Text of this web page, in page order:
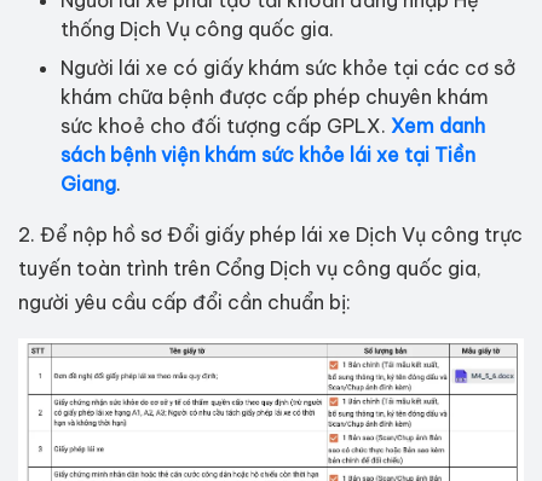
thống Dịch Vụ công quốc gia.
Người lái xe có giấy khám sức khỏe tại các cơ sở
khám chữa bệnh được cấp phép chuyên khám
sức khoẻ cho đối tượng cấp GPLX. Xem danh
sách bệnh viện khám sức khỏe lái xe tại Tiền
Giang.
2. Để nộp hồ sơ Đổi giấy phép lái xe Dịch Vụ công trực
tuyến toàn trình trên Cổng Dịch vụ công quốc gia,
người yêu cầu cấp đổi cần chuẩn bị: